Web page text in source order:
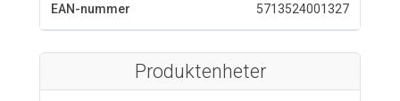
EAN-nummer 5713524001327
Produktenheter